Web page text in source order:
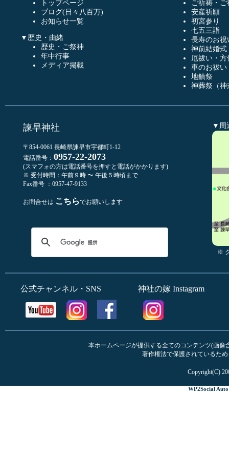
トップページ
ブログ(日々八百万)
お知らせ一覧
▼歴史・由緒
歴史・ご祭神
年中行事
メディア掲載
ご祈祷・
安産祈願
初宮参り
七五三詣
長寿のお祝
神前結婚式
厄祓い・方
車のお祓い
地鎮祭
神葬祭（神
諫早神社
〒854-0061 長崎県諫早市宇都町1-12
電話番号： 0957-22-2073
(スマフォの方は電話番号を押すと電話がかかります)
※ 受付時間：午前９時 〜 午後５時頃まで
Fax番号 ：0957-47-9133
お問合せは こちらでお願いします
▼周
※
公式チャンネル・SNS 神社の嫁 Instagram
本ホームページが提供する全てのコンテンツ(画
著作権法で保護されているた
Copyright(C)
WP2Social